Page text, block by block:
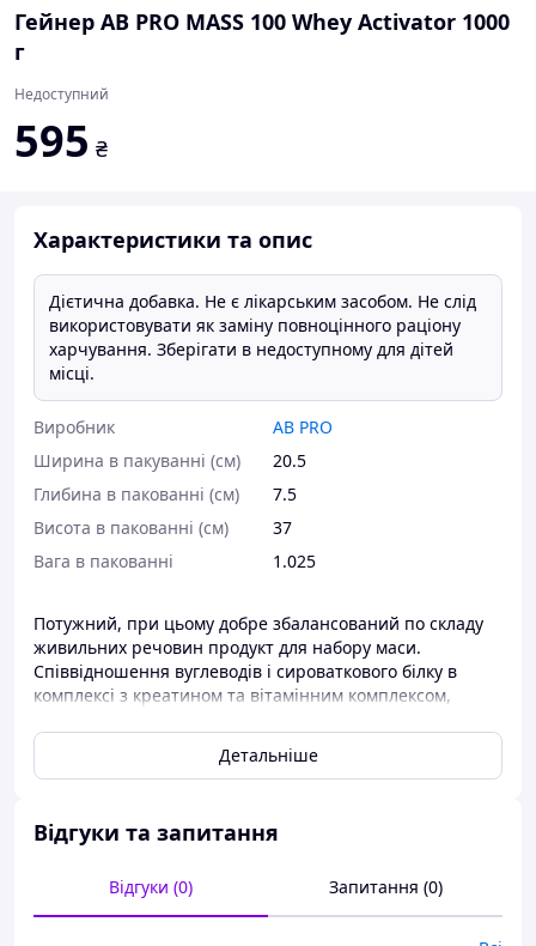
Гейнер AB PRO MASS 100 Whey Activator 1000
г
Недоступний
595 ₴
Характеристики та опис
Дієтична добавка. Не є лікарським засобом. Не слід
використовувати як заміну повноцінного раціону
харчування. Зберігати в недоступному для дітей
місці.
Виробник
AB PRO
Ширина в пакуванні (см)
20.5
Глибина в пакованні (см)
7.5
Висота в пакованні (см)
37
Вага в пакованні
1.025
Потужний, при цьому добре збалансований по складу
живильних речовин продукт для набору маси.
Співвідношення вуглеводів і сироваткового білку в
комплексі з креатином та вітамінним комплексом,
будівельного матеріалу, необхідні для побудови м`язів.
Простота та натуральність інгредієнтів дозволить
підвищення калорійності раціону, до складу гейнера
Склад: мальтодекстрин, сироватковий білок, креатину
моногідрат, алкалізований какао порошок (в смаку -
Детальніше
Відгуки та запитання
Відгуки (0) Запитання (0)